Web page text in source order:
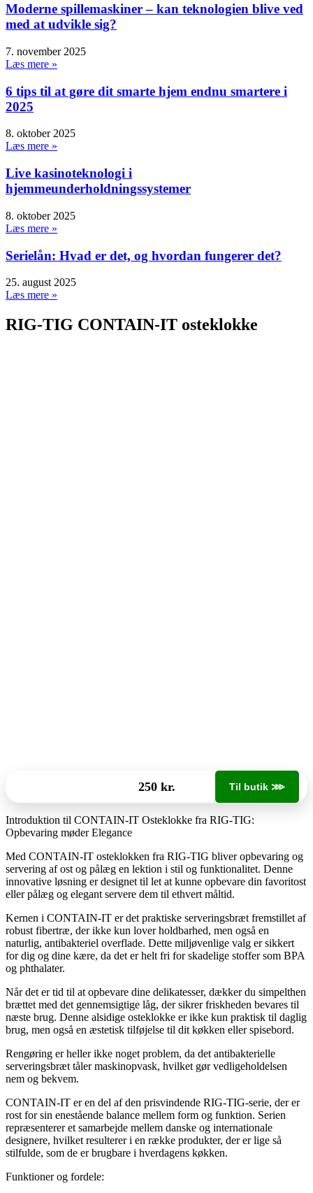
Moderne spillemaskiner – kan teknologien blive ved
med at udvikle sig?
7. november 2025
Læs mere »
6 tips til at gøre dit smarte hjem endnu smartere i
2025
8. oktober 2025
Læs mere »
Live kasinoteknologi i
hjemmeunderholdningssystemer
8. oktober 2025
Læs mere »
Serielån: Hvad er det, og hvordan fungerer det?
25. august 2025
Læs mere »
RIG-TIG CONTAIN-IT osteklokke
250 kr. Til butik ⋙
Introduktion til CONTAIN-IT Osteklokke fra RIG-TIG:
Opbevaring møder Elegance
Med CONTAIN-IT osteklokken fra RIG-TIG bliver opbevaring og
servering af ost og pålæg en lektion i stil og funktionalitet. Denne
innovative løsning er designet til let at kunne opbevare din favoritost
eller pålæg og elegant servere dem til ethvert måltid.
Kernen i CONTAIN-IT er det praktiske serveringsbræt fremstillet af
robust fibertræ, der ikke kun lover holdbarhed, men også en
naturlig, antibakteriel overflade. Dette miljøvenlige valg er sikkert
for dig og dine kære, da det er helt fri for skadelige stoffer som BPA
og phthalater.
Når det er tid til at opbevare dine delikatesser, dækker du simpelthen
brættet med det gennemsigtige låg, der sikrer friskheden bevares til
næste brug. Denne alsidige osteklokke er ikke kun praktisk til daglig
brug, men også en æstetisk tilføjelse til dit køkken eller spisebord.
Rengøring er heller ikke noget problem, da det antibakterielle
serveringsbræt tåler maskinopvask, hvilket gør vedligeholdelsen
nem og bekvem.
CONTAIN-IT er en del af den prisvindende RIG-TIG-serie, der er
rost for sin enestående balance mellem form og funktion. Serien
repræsenterer et samarbejde mellem danske og internationale
designere, hvilket resulterer i en række produkter, der er lige så
stilfulde, som de er brugbare i hverdagens køkken.
Funktioner og fordele: